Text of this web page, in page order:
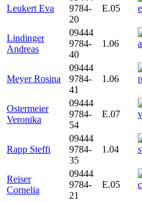
Leukert Eva
9784-
20
E.05
Lindinger
Andreas
09444
9784-
40
1.06
Meyer Rosina
09444
9784-
41
1.06
Ostermeier
Veronika
09444
9784-
54
E.07
Rapp Steffi
09444
9784-
35
1.04
Reiser
Cornelia
09444
9784-
21
E.05